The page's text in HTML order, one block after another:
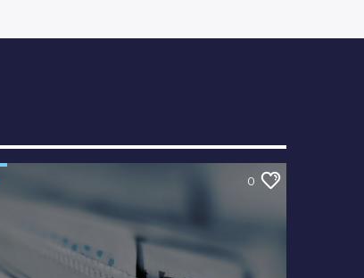
0